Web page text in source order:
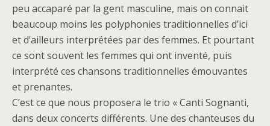
peu accaparé par la gent masculine, mais on connait
beaucoup moins les polyphonies traditionnelles d’ici
et d’ailleurs interprétées par des femmes. Et pourtant
ce sont souvent les femmes qui ont inventé, puis
interprété ces chansons traditionnelles émouvantes
et prenantes.
C’est ce que nous proposera le trio « Canti Sognanti,
dans deux concerts différents. Une des chanteuses du